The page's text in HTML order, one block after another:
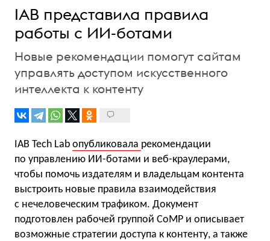
IAB представила правила
работы с ИИ-ботами
Новые рекомендации помогут сайтам
управлять доступом искусственного
интеллекта к контенту
IAB Tech Lab опубликовала рекомендации
по управлению ИИ-ботами и веб-краулерами,
чтобы помочь издателям и владельцам контента
выстроить новые правила взаимодействия
с нечеловеческим трафиком. Документ
подготовлен рабочей группой CoMP и описывает
возможные стратегии доступа к контенту, а также